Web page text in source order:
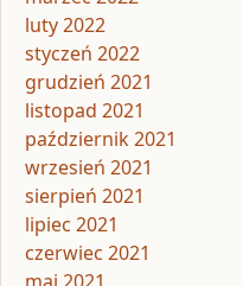
luty 2022
styczeń 2022
grudzień 2021
listopad 2021
październik 2021
wrzesień 2021
sierpień 2021
lipiec 2021
czerwiec 2021